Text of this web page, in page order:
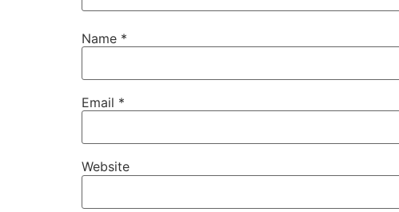
Name *
Email *
Website